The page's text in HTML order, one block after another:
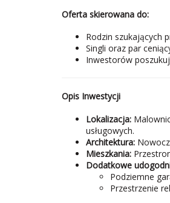
Oferta skierowana do:
Rodzin szukających
Singli oraz par
Inwestorów
Opis Inwestycji
Lokalizacja:
usługowych.
Architektura:
Mieszkania:
Dodatkowe
Podziemne
Przestrzenie